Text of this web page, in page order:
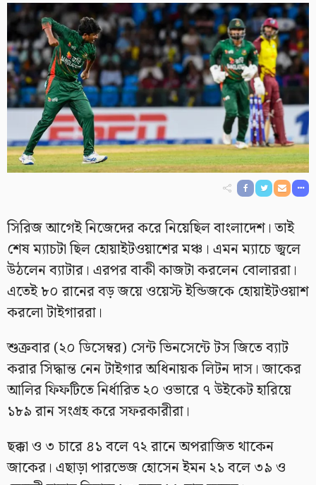
সিরিজ আগেই নিজেদের করে নিয়েছিল বাংলাদেশ। তাই
শেষ ম্যাচটা ছিল হোয়াইটওয়াশের মঞ্চ। এমন ম্যাচে জ্বলে
উঠলেন ব্যাটার। এরপর বাকী কাজটা করলেন বোলাররা।
এতেই ৮০ রানের বড় জয়ে ওয়েস্ট ইন্ডিজকে হোয়াইটওয়াশ
করলো টাইগাররা।
শুক্রবার (২০ ডিসেম্বর) সেন্ট ভিনসেন্টে টস জিতে ব্যাট
করার সিদ্ধান্ত নেন টাইগার অধিনায়ক লিটন দাস। জাকের
আলির ফিফটিতে নির্ধারিত ২০ ওভারে ৭ উইকেট হারিয়ে
১৮৯ রান সংগ্রহ করে সফরকারীরা।
ছক্কা ও ৩ চারে ৪১ বলে ৭২ রানে অপরাজিত থাকেন
জাকের। এছাড়া পারভেজ হোসেন ইমন ২১ বলে ৩৯ ও